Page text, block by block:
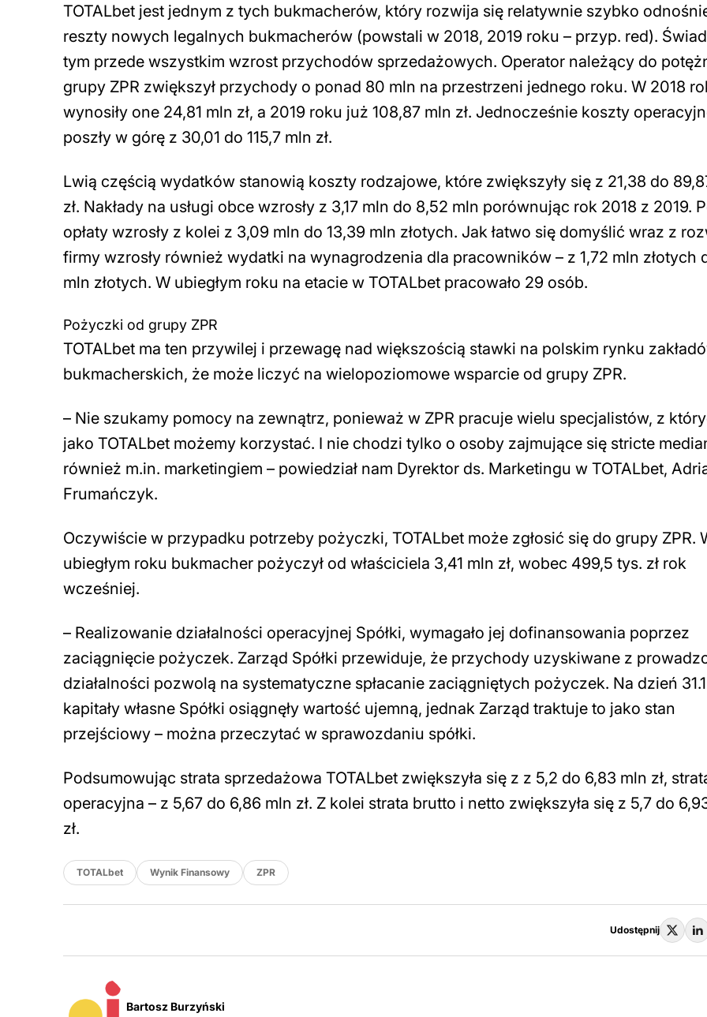
TOTALbet jest jednym z tych bukmacherów, który rozwija się relatywnie szybko
reszty nowych legalnych bukmacherów (powstali w 2018, 2019 roku – przyp. red).
tym przede wszystkim wzrost przychodów sprzedażowych. Operator należący do
grupy ZPR zwiększył przychody o ponad 80 mln na przestrzeni jednego roku. W 2018
wynosiły one 24,81 mln zł, a 2019 roku już 108,87 mln zł. Jednocześnie koszty
poszły w górę z 30,01 do 115,7 mln zł.
Lwią częścią wydatków stanowią koszty rodzajowe, które zwiększyły się z 21,38 do
zł. Nakłady na usługi obce wzrosły z 3,17 mln do 8,52 mln porównując rok 2018 z 2019.
opłaty wzrosły z kolei z 3,09 mln do 13,39 mln złotych. Jak łatwo się domyślić wraz z
firmy wzrosły również wydatki na wynagrodzenia dla pracowników – z 1,72 mln złotych
mln złotych. W ubiegłym roku na etacie w TOTALbet pracowało 29 osób.
Pożyczki od grupy ZPR
TOTALbet ma ten przywilej i przewagę nad większością stawki na polskim rynku
bukmacherskich, że może liczyć na wielopoziomowe wsparcie od grupy ZPR.
– Nie szukamy pomocy na zewnątrz, ponieważ w ZPR pracuje wielu specjalistów, z
jako TOTALbet możemy korzystać. I nie chodzi tylko o osoby zajmujące się stricte
również m.in. marketingiem – powiedział nam Dyrektor ds. Marketingu w TOTALbet,
Frumańczyk.
Oczywiście w przypadku potrzeby pożyczki, TOTALbet może zgłosić się do grupy ZPR.
ubiegłym roku bukmacher pożyczył od właściciela 3,41 mln zł, wobec 499,5 tys. zł rok
wcześniej.
– Realizowanie działalności operacyjnej Spółki, wymagało jej dofinansowania poprzez
zaciągnięcie pożyczek. Zarząd Spółki przewiduje, że przychody uzyskiwane z
działalności pozwolą na systematyczne spłacanie zaciągniętych pożyczek. Na dzień
kapitały własne Spółki osiągnęły wartość ujemną, jednak Zarząd traktuje to jako stan
przejściowy – można przeczytać w sprawozdaniu spółki.
Podsumowując strata sprzedażowa TOTALbet zwiększyła się z z 5,2 do 6,83 mln zł,
operacyjna – z 5,67 do 6,86 mln zł. Z kolei strata brutto i netto zwiększyła się z 5,7 do
zł.
TOTALbet Wynik Finansowy ZPR
Udostępnij
Bartosz Burzyński